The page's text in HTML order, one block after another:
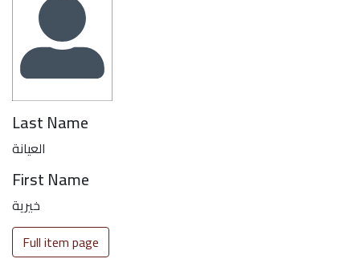
Last Name
العيانة
First Name
خيرية
Full item page